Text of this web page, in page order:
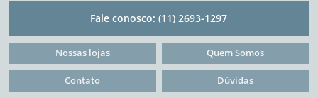
Fale conosco:(11) 2693-1297
Nossas lojas Quem Somos
Contato Dúvidas